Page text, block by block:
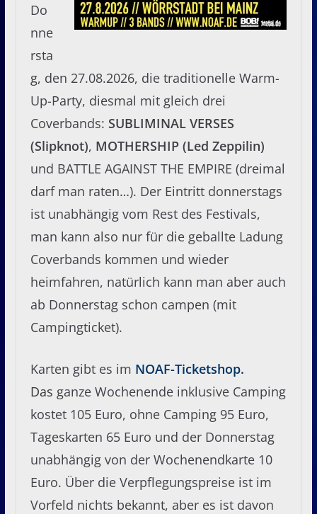
Do
nne
rsta
g, den 27.08.2026, die traditionelle Warm-
Up-Party, diesmal mit gleich drei
Coverbands: SUBLIMINAL VERSES
(Slipknot), MOTHERSHIP (Led Zeppilin)
und BATTLE AGAINST THE EMPIRE (dreimal
darf man raten…). Der Eintritt donnerstags
ist unabhängig vom Rest des Festivals,
man kann also nur für die geballte Ladung
Coverbands kommen und wieder
heimfahren, natürlich kann man aber auch
ab Donnerstag schon campen (mit
Campingticket).
Karten gibt es im NOAF-Ticketshop.
Das ganze Wochenende inklusive Camping
kostet 105 Euro, ohne Camping 95 Euro,
Tageskarten 65 Euro und der Donnerstag
unabhängig von der Wochenendkarte 10
Euro. Über die Verpflegungspreise ist im
Vorfeld nichts bekannt, aber es ist davon